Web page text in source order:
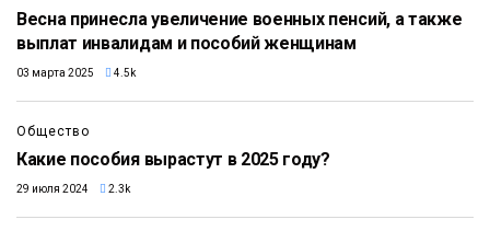
Весна принесла увеличение военных пенсий, а также
выплат инвалидам и пособий женщинам
03 марта 2025 4.5k
Общество
Какие пособия вырастут в 2025 году?
29 июля 2024 2.3k